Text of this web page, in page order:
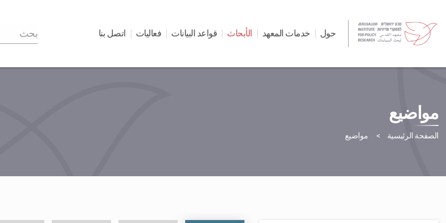
حول خدمات المعهد الأبحاث قواعد البيانات فعاليات اتصل بنا
مواضيع
الصفحة الرئيسية مواضيع